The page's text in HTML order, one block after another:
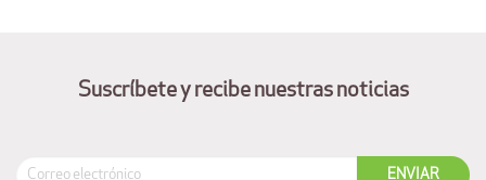
Suscríbete y recibe nuestras noticias